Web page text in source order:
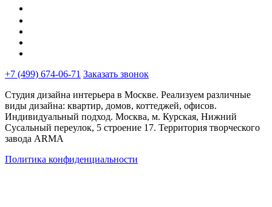
+7 (499) 674-06-71 Заказать звонок
Студия дизайна интерьера в Москве. Реализуем различные
виды дизайна: квартир, домов, коттеджей, офисов.
Индивидуальный подход. Москва, м. Курская, Нижний
Сусальный переулок, 5 строение 17. Территория творческого
завода ARMA
Политика конфиденциальности